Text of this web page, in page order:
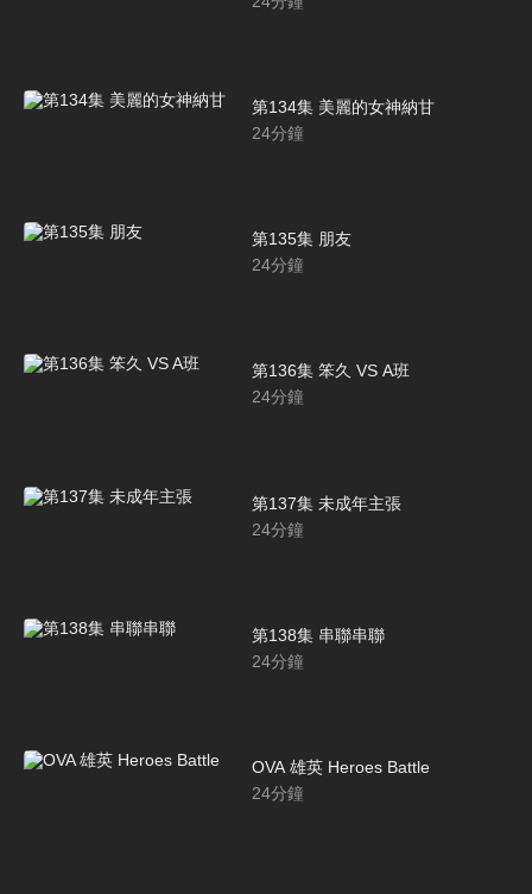
第134集 美麗的女神納甘
24分鐘
第135集 朋友
24分鐘
第136集 笨久 VS A班
24分鐘
第137集 未成年主張
24分鐘
第138集 串聯串聯
24分鐘
OVA 雄英 Heroes Battle
24分鐘